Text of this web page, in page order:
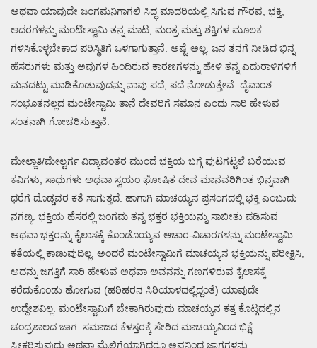
ಅಥವಾ ಯಾವುದೇ ಜಂಗಮನಿಗಾಗಲಿ ಸಿದ್ಧ ಮಾದರಿಯಲ್ಲಿ ಸಿಗುವ ಗೌರವ, ಭಕ್ತಿ,
ಆದರಗಳನ್ನು ಮಂಟೇಸ್ವಾಮಿ ತನ್ನ ಮಾಟ, ಮಂತ್ರ ಮತ್ತು ಶಕ್ತಿಗಳ ಮೂಲಕ
ಗಳಿಸಿಕೊಳ್ಳಬೇಕಾದ ಪರಿಸ್ಥಿತಿಗೆ ಒಳಗಾಗುತ್ತಾನೆ. ಅಷ್ಟೆ ಅಲ್ಲ. ಜನ ತನಗೆ ನೀಡಿದ ಭಿನ್ನ
ಹೆಸರುಗಳು ಮತ್ತು ಅವುಗಳ ಹಿಂದಿರುವ ಕಾರಣಗಳನ್ನು ಹೇಳಿ ತನ್ನ ಎದುರಾಳಿಗಳಿಗೆ
ಮನದಟ್ಟು ಮಾಡಿಕೊಡುವುದನ್ನು ನಾವು ಪದೆ, ಪದೆ ನೋಡುತ್ತೇವೆ. ದೈವಾಂಶ
ಸಂಭೂತನಲ್ಲದ ಮಂಟೇಸ್ವಾಮಿ ತಾನೆ ದೇವರಿಗೆ ಸಮಾನ ಎಂದು ಸಾರಿ ಹೇಳುವ
ಸಂತನಾಗಿ ಗೋಚರಿಸುತ್ತಾನೆ.
ಮೇಲ್ಜಾತಿ/ಮೇಲ್ವರ್ಗ ವಿದ್ಯಾವಂತರ ಮುಂದೆ ಭಕ್ತಿಯ ಬಗ್ಗೆ ಪುಟಗಟ್ಟಲೆ ಬರೆಯುವ
ಕವಿಗಳು, ಸಾಧುಗಳು ಅಥವಾ ಸ್ವಯಂ ಘೋಷಿತ ದೇವ ಮಾನವರಿಗಿಂತ ಭಿನ್ನವಾಗಿ
ಧರೆಗೆ ದೊಡ್ಡವರ ಕತೆ ಸಾಗುತ್ತದೆ. ಹಾಗಾಗಿ ಮಾಚಯ್ಯನ ಪ್ರಸಂಗದಲ್ಲಿ ಭಕ್ತಿ ಎಂಬುದು
ನಗಣ್ಯ. ಭಕ್ತಿಯ ಹೆಸರಲ್ಲಿ ಜಂಗಮ ತನ್ನ ಭಕ್ತರ ಭಕ್ತಿಯನ್ನು ಸಾಬೀತು ಪಡಿಸುವ
ಅಥವಾ ಭಕ್ತರನ್ನು ಕೈಲಾಸಕ್ಕೆ ಕೊಂಡೊಯ್ಯವ ಆಚಾರ-ವಿಚಾರಗಳನ್ನು ಮಂಟೇಸ್ವಾಮಿ
ಕತೆಯಲ್ಲಿ ಕಾಣುವುದಿಲ್ಲ. ಅಂದರೆ ಮಂಟೇಸ್ವಾಮಿಗೆ ಮಾಚಯ್ಯನ ಭಕ್ತಿಯನ್ನು ಪರೀಕ್ಷಿಸಿ,
ಅದನ್ನು ಜಗತ್ತಿಗೆ ಸಾರಿ ಹೇಳುವ ಅಥವಾ ಅವನನ್ನು ಗಣಗಳಿರುವ ಕೈಲಾಸಕ್ಕೆ
ಕರೆದುಕೊಂಡು ಹೋಗುವ (ಹರಿಹರನ ಸಿರಿಯಾಳದಲ್ಲಿದ್ದಂತೆ) ಯಾವುದೇ
ಉದ್ದೇಶವಿಲ್ಲ. ಮಂಟೇಸ್ವಾಮಿಗೆ ಬೇಕಾಗಿರುವುದು ಮಾಚಯ್ಯನ ಕತ್ತ ಕೊಟ್ಗದಲ್ಲಿನ
ಚಂದ್ರಶಾಲದ ಜಾಗ. ಸಮಾಜದ ಕೆಳಸ್ತರಕ್ಕೆ ಸೇರಿದ ಮಾಚಯ್ಯನಿಂದ ಭಿಕ್ಷೆ
ಸ್ವೀಕರಿಸುವುದು ಅಥವಾ ಮೈಲಿಗೆಯಾಗಿದ್ದರೂ ಅವನಿಂದ ಜಾಗಗಳನ್ನು